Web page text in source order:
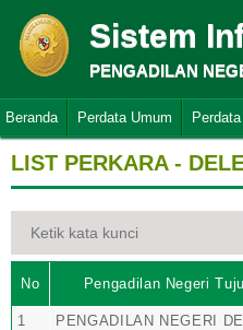
Sistem
PENGADILAN
Beranda Perdata Umum
LIST PERKARA -
No Pengadilan Negeri
1 PENGADILAN NEGERI